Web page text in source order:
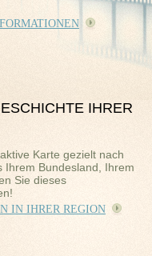
IHRER
Karte gezielt nach
Ihrem Bundesland, Ihrem
Sie dieses
IN IHRER REGION